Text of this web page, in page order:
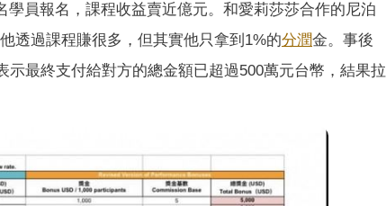
學員報名，課程收益賣近億元。和愛莉莎莎合作的尼泊
透過課程賺很多，但其實他只拿到1%的分潤金。事後
最終支付給對方的總金額已超過500萬元台幣，結果拉